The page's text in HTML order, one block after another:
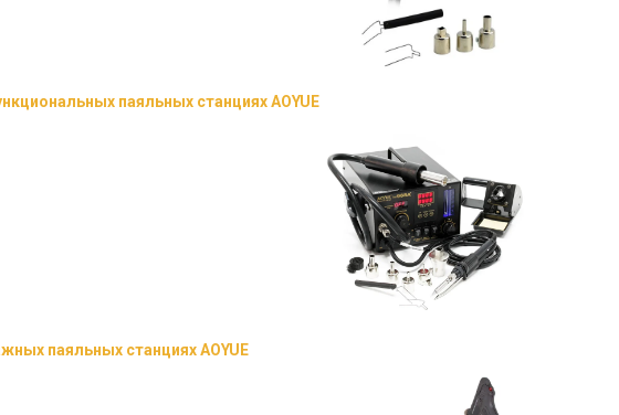
паяльных станциях AOYUE
паяльных станциях AOYUE